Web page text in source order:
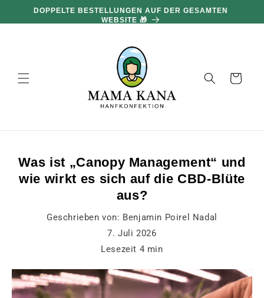
und zumDOPPELTE BESTELLUNGEN AUF DER GESAMTEN
WEBSITE 🎁
Warenkorb
Was ist „Canopy Management“ und
wie wirkt es sich auf die CBD-Blüte
aus?
Geschrieben von: Benjamin Poirel Nadal
7. Juli 2026
Lesezeit 4 min